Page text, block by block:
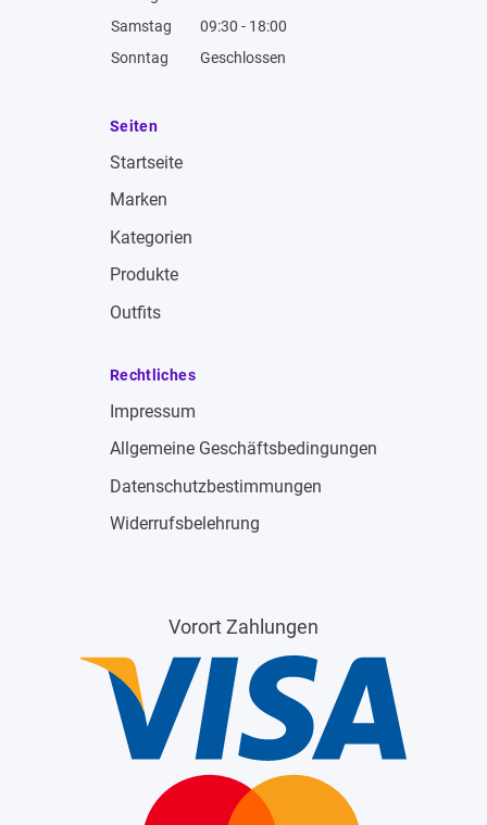
Samstag
09:30 - 18:00
Sonntag
Geschlossen
Seiten
Startseite
Marken
Kategorien
Produkte
Outfits
Rechtliches
Impressum
Allgemeine Geschäftsbedingungen
Datenschutzbestimmungen
Widerrufsbelehrung
Vorort Zahlungen